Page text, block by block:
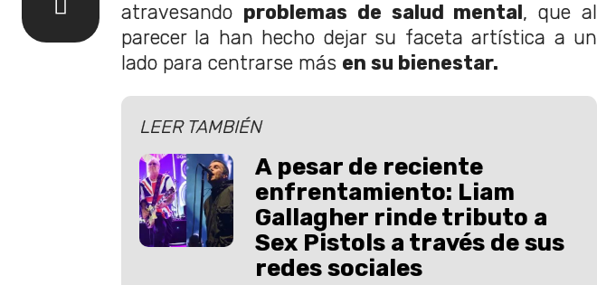
atravesando problemas de salud mental, que al
parecer la han hecho dejar su faceta artística a un
lado para centrarse más en su bienestar.
LEER TAMBIÉN
A pesar de reciente
enfrentamiento: Liam
Gallagher rinde tributo a
Sex Pistols a través de sus
redes sociales